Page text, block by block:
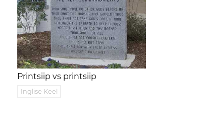
Printsiip vs printsiip
Inglise Keel